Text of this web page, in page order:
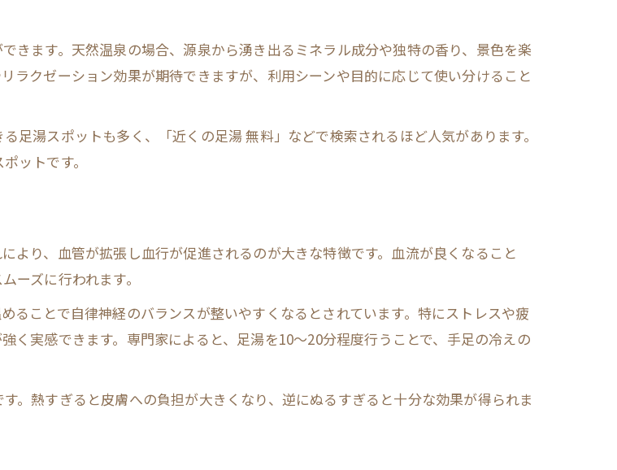
と足湯の相乗効果を解説
用シーンと適したタイミング
で気軽にリフレッシュ体験
しい足湯の新たな楽しみ方
が安らぐ時間をつくるコツ
高まる足湯の楽しみ方提案
軽に始めるセルフケアのすすめ
ールと正しい浸かり方とは
湯の浸かり方と注意点
きます。天然温泉の場合、源泉から湧き出るミネラル成分や独特の香り、景色を楽
ラクゼーション効果が期待できますが、利用シーンや目的に応じて使い分けること
湯スポットも多く、「近くの足湯 無料」などで検索されるほど人気があります。
ットです。
より、血管が拡張し血行が促進されるのが大きな特徴です。血流が良くなること
ーズに行われます。
ることで自律神経のバランスが整いやすくなるとされています。特にストレスや疲
く実感できます。専門家によると、足湯を10～20分程度行うことで、手足の冷えの
。熱すぎると皮膚への負担が大きくなり、逆にぬるすぎると十分な効果が得られま